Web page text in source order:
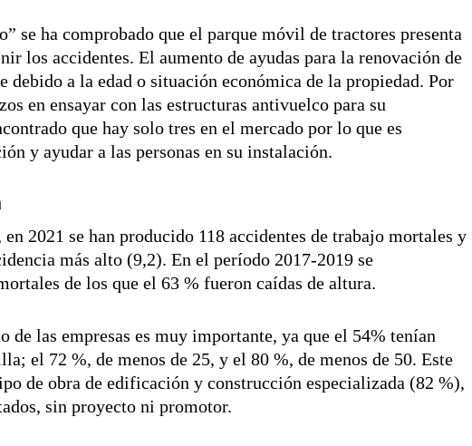
se ha comprobado que el parque móvil de tractores presenta
los accidentes. El aumento de ayudas para la renovación de
debido a la edad o situación económica de la propiedad. Por
en ensayar con las estructuras antivuelco para su
que hay solo tres en el mercado por lo que es
y ayudar a las personas en su instalación.
2021 se han producido 118 accidentes de trabajo mortales y
más alto (9,2). En el período 2017-2019 se
de los que el 63 % fueron caídas de altura.
de las empresas es muy importante, ya que el 54% tenían
el 72 %, de menos de 25, y el 80 %, de menos de 50. Este
de obra de edificación y construcción especializada (82 %),
sin proyecto ni promotor.